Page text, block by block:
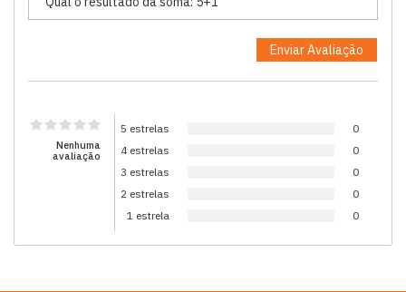
Nenhuma
avaliação
5 estrelas
0
4 estrelas
0
3 estrelas
0
2 estrelas
0
1 estrela
0